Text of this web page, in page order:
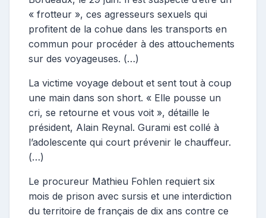
« frotteur », ces agresseurs sexuels qui
profitent de la cohue dans les transports en
commun pour procéder à des attouchements
sur des voyageuses. (…)
La victime voyage debout et sent tout à coup
une main dans son short. « Elle pousse un
cri, se retourne et vous voit », détaille le
président, Alain Reynal. Gurami est collé à
l’adolescente qui court prévenir le chauffeur.
(…)
Le procureur Mathieu Fohlen requiert six
mois de prison avec sursis et une interdiction
du territoire de français de dix ans contre ce